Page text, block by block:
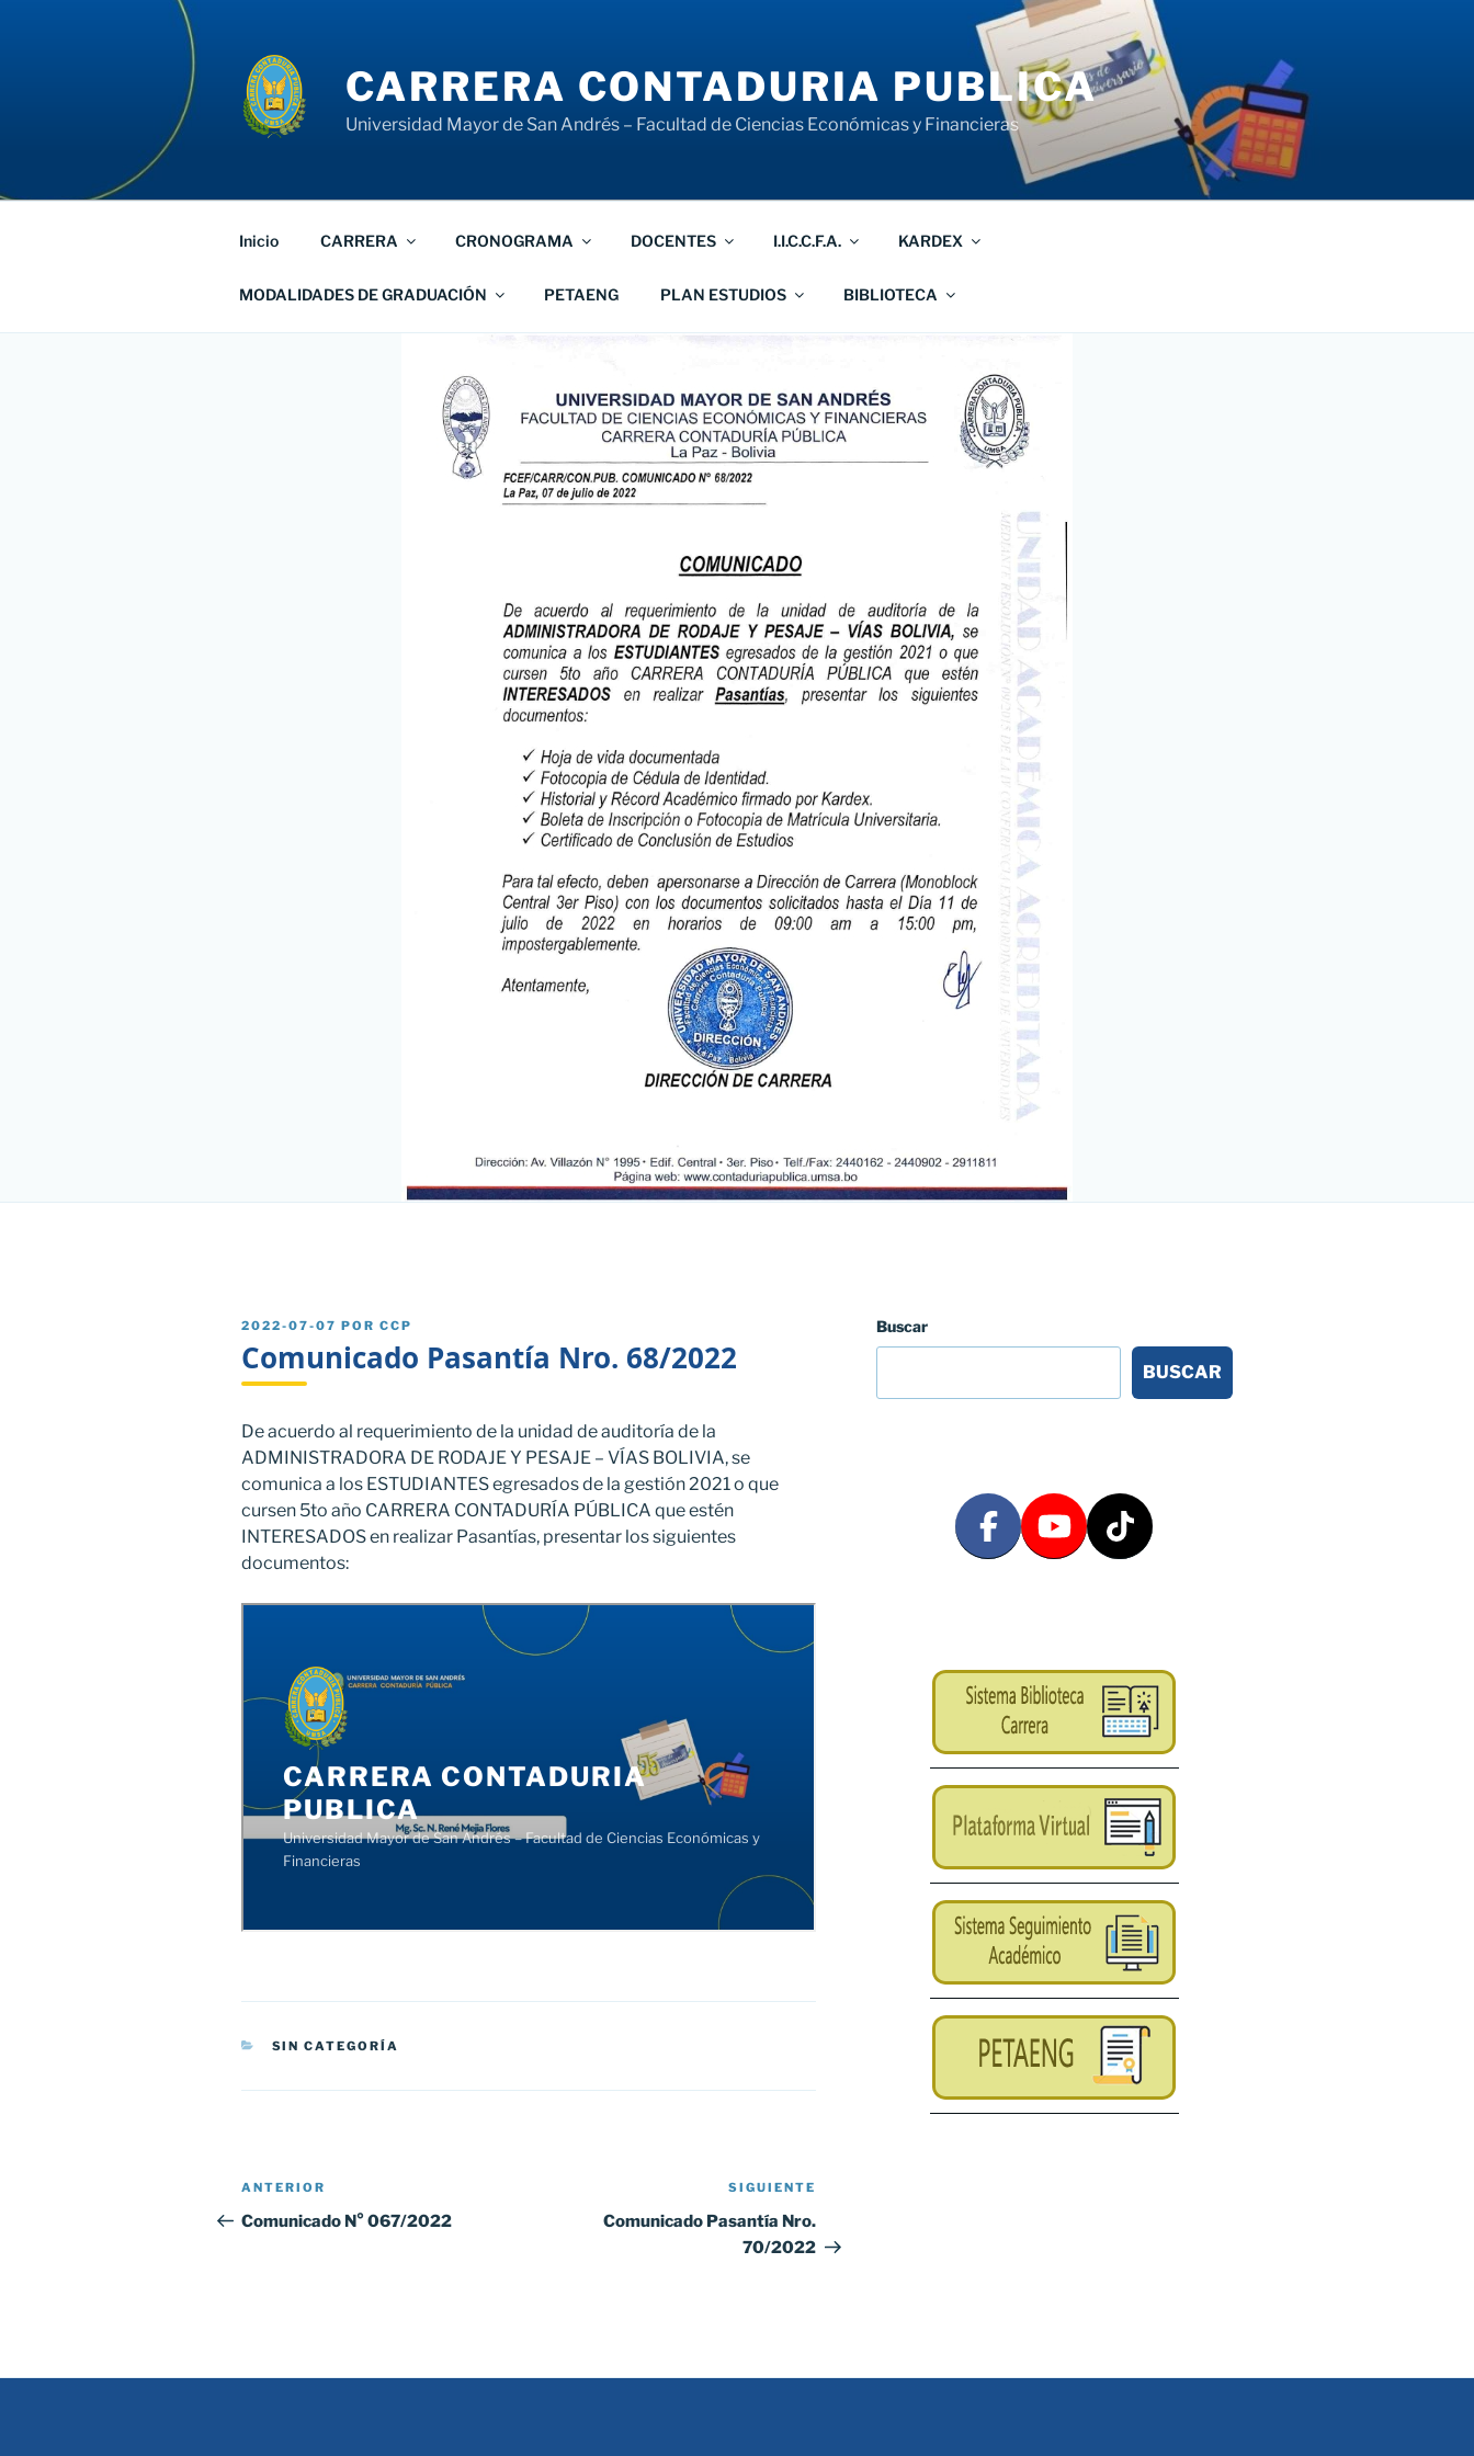
CARRERA CONTADURIA PUBLICA
Universidad Mayor de San Andrés – Facultad de Ciencias Económicas y Financieras
Inicio CARRERA CRONOGRAMA DOCENTES I.I.C.C.F.A. KARDEX
MODALIDADES DE GRADUACIÓN PETAENG PLAN ESTUDIOS BIBLIOTECA
PUBLICADO
2022-07-07 POR CCP
Comunicado Pasantía Nro. 68/2022
De acuerdo al requerimiento de la unidad de auditoría de la
ADMINISTRADORA DE RODAJE Y PESAJE – VÍAS BOLIVIA, se
comunica a los ESTUDIANTES egresados de la gestión 2021 o que
cursen 5to año CARRERA CONTADURÍA PÚBLICA que estén
INTERESADOS en realizar Pasantías, presentar los siguientes
documentos:
CATEGORÍAS
SIN CATEGORÍA
Navegación
de
Entrada
anterior:
ANTERIOR
Comunicado N° 067/2022
SIGUIENTE
Comunicado Pasantía Nro.
70/2022
Buscar
BUSCAR